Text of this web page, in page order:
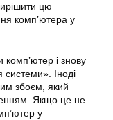
цю
комп’ютера у
і знову
Іноді
збоєм, який
Якщо це не
у